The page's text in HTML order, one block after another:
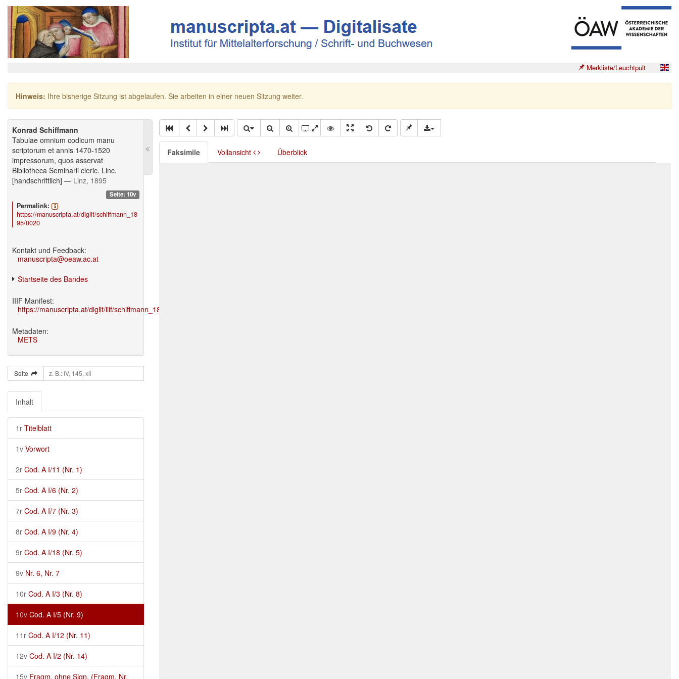
Merkliste/Leuchtpult
Hinweis: Ihre bisherige Sitzung ist abgelaufen. Sie arbeiten in einer neuen Sitzung weiter.
Konrad Schiffmann
Tabulae omnium codicum manu
scriptorum et annis 1470-1520
impressorum, quos asservat
Bibliotheca Seminarii cleric. Linc.
[handschriftlich] — Linz, 1895
Seite: 10v
Permalink:
https://manuscripta.at/diglit/schiffmann_18
95/0020
Kontakt und Feedback:
manuscripta@oeaw.ac.at
Startseite des Bandes
IIIF Manifest:
https://manuscripta.at/diglit/iiif/schiffmann_1895/manifest.json
Metadaten:
METS
Seite
Inhalt
1r Titelblatt
1v Vorwort
2r Cod. A I/11 (Nr. 1)
5r Cod. A I/6 (Nr. 2)
7r Cod. A I/7 (Nr. 3)
8r Cod. A I/9 (Nr. 4)
9r Cod. A I/18 (Nr. 5)
9v Nr. 6, Nr. 7
10r Cod. A I/3 (Nr. 8)
10v Cod. A I/5 (Nr. 9)
11r Cod. A I/12 (Nr. 11)
12v Cod. A I/2 (Nr. 14)
15v Fragm. ohne Sign. (Fragm. Nr.
Faksimile Vollansicht Überblick